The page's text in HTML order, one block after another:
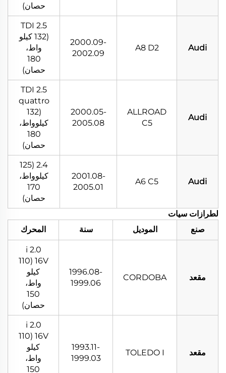
حصان)
Audi
A8 D2
2000.09-
2002.09
2.5 TDI
(132 كيلو
واط،
180
حصان)
Audi
ALLROAD
C5
2000.05-
2005.08
2.5 TDI
quattro
(132
كيلوواط،
180
حصان)
Audi
A6 C5
2001.08-
2005.01
2.4 (125
كيلوواط،
170
حصان)
لطرازات سيات
صنع
الموديل سنة المحرك
مقعد CORDOBA
1996.08-
1999.06
2.0 i
16V (110
كيلو
واط،
150
حصان)
مقعد TOLEDO I
1993.11-
1999.03
2.0 i
16V (110
كيلو
واط،
150